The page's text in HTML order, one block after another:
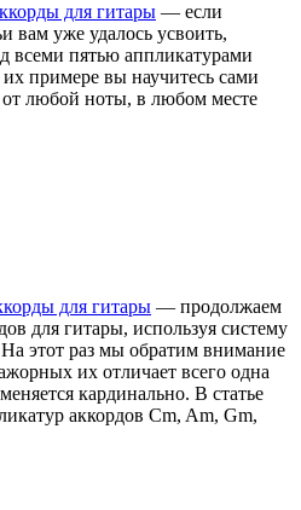
для гитары — если
вам уже удалось усвоить,
всеми пятью аппликатурами
примере вы научитесь сами
любой ноты, в любом месте
для гитары — продолжаем
для гитары, используя систему
этот раз мы обратим внимание
их отличает всего одна
кардинально. В статье
аккордов Cm, Am, Gm,